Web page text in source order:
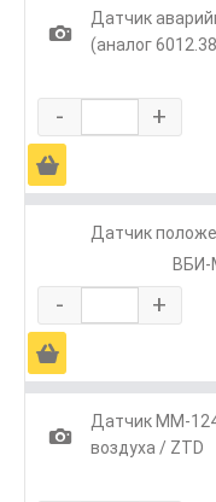
1
Датчик
(аналог
- +
Ä
Датчик
ВБИ-
- +
Ä
1
Датчик ММ-
воздуха / ZTD